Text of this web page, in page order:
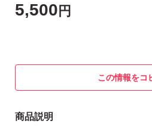
5,500 円
この情報をコ
商品説明